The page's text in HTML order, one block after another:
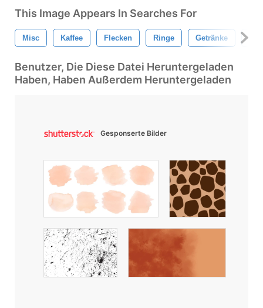
This Image Appears In Searches For
Misc Kaffee Flecken Ringe Getränke
Benutzer, Die Diese Datei Heruntergeladen
Haben, Haben Außerdem Heruntergeladen
Gesponserte Bilder